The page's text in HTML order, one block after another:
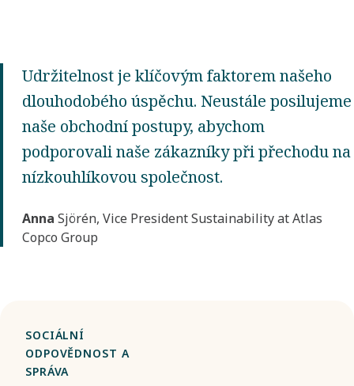
Udržitelnost je klíčovým faktorem našeho
dlouhodobého úspěchu. Neustále posilujeme
naše obchodní postupy, abychom
podporovali naše zákazníky při přechodu na
nízkouhlíkovou společnost.
Anna Sjörén, Vice President Sustainability at Atlas
Copco Group
SOCIÁLNÍ
ODPOVĚDNOST A
SPRÁVA